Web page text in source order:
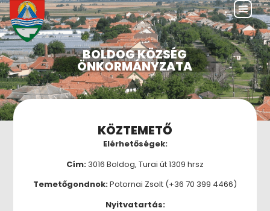
BOLDOG KÖZSÉG
ÖNKORMÁNYZATA
KÖZTEMETŐ
Elérhetőségek:
Cím: 3016 Boldog, Turai út 1309 hrsz
Temetőgondnok:Potornai Zsolt (+36 70 399 4466)
Nyitvatartás: